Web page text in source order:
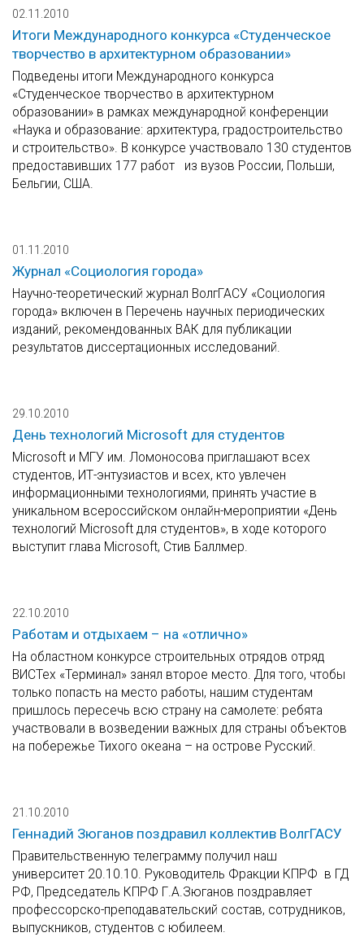
02.11.2010
Итоги Международного конкурса «Студенческое
творчество в архитектурном образовании»
Подведены итоги Международного конкурса
«Студенческое творчество в архитектурном
образовании» в рамках международной конференции
«Наука и образование: архитектура, градостроительство
и строительство». В конкурсе участвовало 130 студентов
предоставивших 177 работ из вузов России, Польши,
Бельгии, США.
01.11.2010
Журнал «Социология города»
Научно-теоретический журнал ВолгГАСУ «Социология
города» включен в Перечень научных периодических
изданий, рекомендованных ВАК для публикации
результатов диссертационных исследований.
29.10.2010
День технологий Microsoft для студентов
Microsoft и МГУ им. Ломоносова приглашают всех
студентов, ИТ-энтузиастов и всех, кто увлечен
информационными технологиями, принять участие в
уникальном всероссийском онлайн-мероприятии «День
технологий Microsoft для студентов», в ходе которого
выступит глава Microsoft, Стив Баллмер.
22.10.2010
Работам и отдыхаем – на «отлично»
На областном конкурсе строительных отрядов отряд
ВИСТех «Терминал» занял второе место. Для того, чтобы
только попасть на место работы, нашим студентам
пришлось пересечь всю страну на самолете: ребята
участвовали в возведении важных для страны объектов
на побережье Тихого океана – на острове Русский.
21.10.2010
Геннадий Зюганов поздравил коллектив ВолгГАСУ
Правительственную телеграмму получил наш
университет 20.10.10. Руководитель Фракции КПРФ в ГД
РФ, Председатель КПРФ Г.А.Зюганов поздравляет
профессорско-преподавательский состав, сотрудников,
выпускников, студентов с юбилеем.